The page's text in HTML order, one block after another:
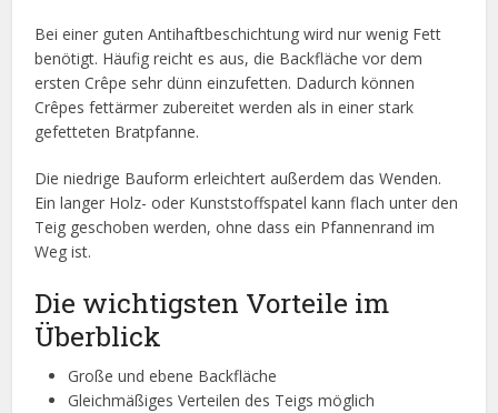
Bei einer guten Antihaftbeschichtung wird nur wenig Fett
benötigt. Häufig reicht es aus, die Backfläche vor dem
ersten Crêpe sehr dünn einzufetten. Dadurch können
Crêpes fettärmer zubereitet werden als in einer stark
gefetteten Bratpfanne.
Die niedrige Bauform erleichtert außerdem das Wenden.
Ein langer Holz- oder Kunststoffspatel kann flach unter den
Teig geschoben werden, ohne dass ein Pfannenrand im
Weg ist.
Die wichtigsten Vorteile im
Überblick
Große und ebene Backfläche
Gleichmäßiges Verteilen des Teigs möglich